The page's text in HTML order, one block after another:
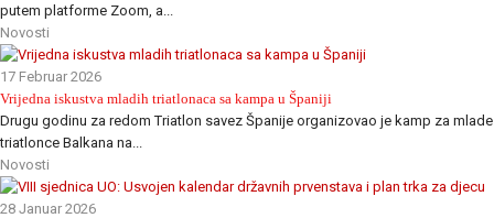
putem platforme Zoom, a...
Novosti
17 Februar 2026
Vrijedna iskustva mladih triatlonaca sa kampa u Španiji
Drugu godinu za redom Triatlon savez Španije organizovao je kamp za mlade
triatlonce Balkana na...
Novosti
28 Januar 2026